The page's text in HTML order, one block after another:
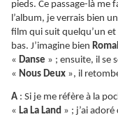
pieds. Ce passage-là me
l’album, je verrais bien
film qui suit quelqu’un et
bas. J’imagine bien
« Danse » ; ensuite, il se
« Nous Deux », il
A : Si je me réfère à la
« La La Land » ; j’ai